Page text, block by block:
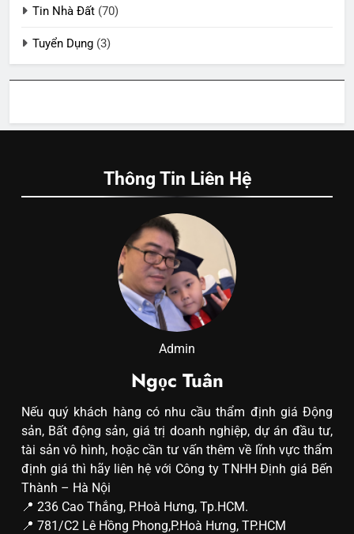
Tin Nhà Đất (70)
Tuyển Dụng (3)
Thông Tin Liên Hệ
Admin
Ngọc Tuân
Nếu quý khách hàng có nhu cầu thẩm định giá Động
sản, Bất động sản, giá trị doanh nghiệp, dự án đầu tư,
tài sản vô hình, hoặc cần tư vấn thêm về lĩnh vực thẩm
định giá thì hãy liên hệ với Công ty TNHH Định giá Bến
Thành – Hà Nội
📍 236 Cao Thắng, P.Hoà Hưng, Tp.HCM.
📍 781/C2 Lê Hồng Phong,P.Hoà Hưng, TP.HCM